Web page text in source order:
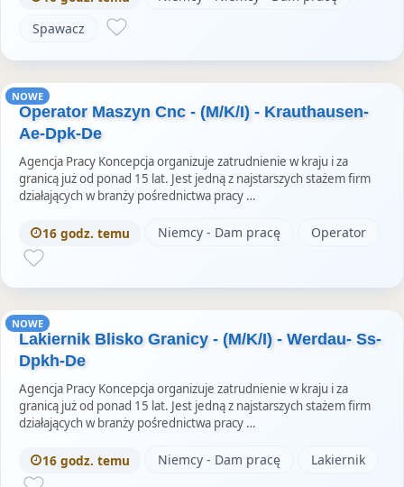
Spawacz
NOWE
Operator Maszyn Cnc - (M/K/I) - Krauthausen-
Ae-Dpk-De
Agencja Pracy Koncepcja organizuje zatrudnienie w kraju i za
granicą już od ponad 15 lat. Jest jedną z najstarszych stażem firm
działających w branży pośrednictwa pracy …
16 godz. temu Niemcy - Dam pracę Operator
NOWE
Lakiernik Blisko Granicy - (M/K/I) - Werdau- Ss-
Dpkh-De
Agencja Pracy Koncepcja organizuje zatrudnienie w kraju i za
granicą już od ponad 15 lat. Jest jedną z najstarszych stażem firm
działających w branży pośrednictwa pracy …
16 godz. temu Niemcy - Dam pracę Lakiernik